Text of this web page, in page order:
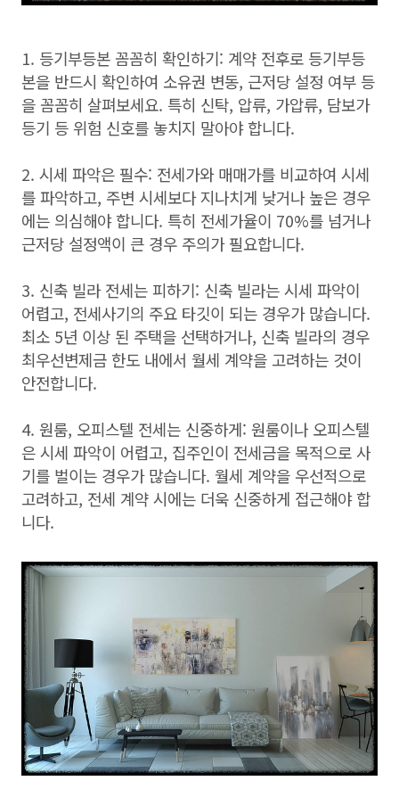
1. 등기부등본 꼼꼼히 확인하기: 계약 전후로 등기부등
본을 반드시 확인하여 소유권 변동, 근저당 설정 여부 등
을 꼼꼼히 살펴보세요. 특히 신탁, 압류, 가압류, 담보가
등기 등 위험 신호를 놓치지 말아야 합니다.
2. 시세 파악은 필수: 전세가와 매매가를 비교하여 시세
를 파악하고, 주변 시세보다 지나치게 낮거나 높은 경우
에는 의심해야 합니다. 특히 전세가율이 70%를 넘거나
근저당 설정액이 큰 경우 주의가 필요합니다.
3. 신축 빌라 전세는 피하기: 신축 빌라는 시세 파악이
어렵고, 전세사기의 주요 타깃이 되는 경우가 많습니다.
최소 5년 이상 된 주택을 선택하거나, 신축 빌라의 경우
최우선변제금 한도 내에서 월세 계약을 고려하는 것이
안전합니다.
4. 원룸, 오피스텔 전세는 신중하게: 원룸이나 오피스텔
은 시세 파악이 어렵고, 집주인이 전세금을 목적으로 사
기를 벌이는 경우가 많습니다. 월세 계약을 우선적으로
고려하고, 전세 계약 시에는 더욱 신중하게 접근해야 합
니다.